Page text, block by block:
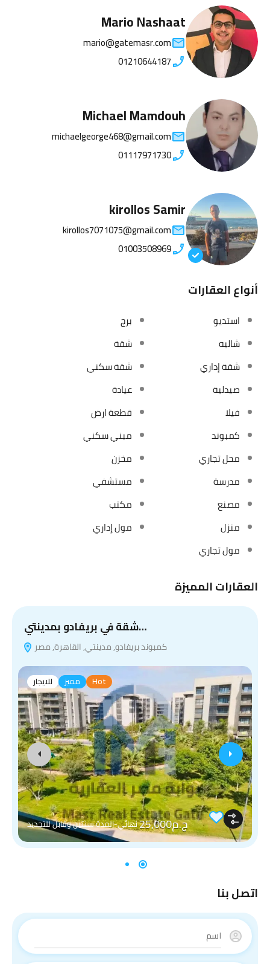
Mario Nashaat
mario@gatemasr.com
01210644187
Michael Mamdouh
michaelgeorge468@gmail.com
01117971730
kirollos Samir
kirollos7071075@gmail.com
01003508969
أنواع العقارات
استديو
برج
شاليه
شقة
شقة إداري
شقة سكني
صيدلية
عيادة
فيلا
قطعة ارض
كمبوند
مبني سكني
محل تجاري
مخزن
مدرسة
مستشفي
مصنع
مكتب
منزل
مول إداري
مول تجاري
العقارات المميزة
شقة في بريفادو بمدينتي…
كمبوند بريفادو, مدينتي, القاهرة, مصر
للايجار مميز Hot
ج.م25,000 نهائي-المدة سنتين وقابل للتجديد
اتصل بنا